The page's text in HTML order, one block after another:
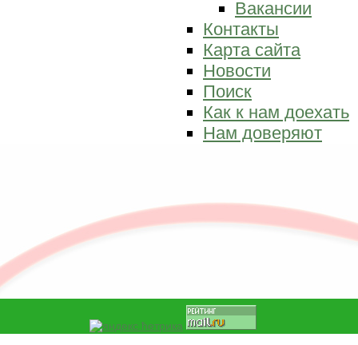
Вакансии
Контакты
Карта сайта
Новости
Поиск
Как к нам доехать
Нам доверяют